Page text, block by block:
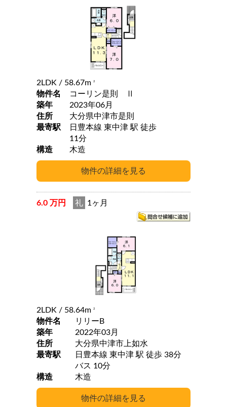
2LDK / 58.67m 2
物件名
コーリン是則 Ⅱ
築年
2023年06月
住所
大分県中津市是則
最寄駅
日豊本線 東中津 駅 徒歩
11分
構造
木造
6.0 万円 礼 1ヶ月
2LDK / 58.64m 2
物件名
リリーB
築年
2022年03月
住所
大分県中津市上如水
最寄駅
日豊本線 東中津 駅 徒歩 38分
バス 10分
構造
木造